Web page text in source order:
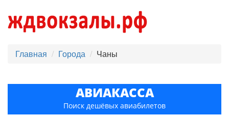
Главная Города Чаны
АВИАКАССА
Поиск дешёвых авиабилетов